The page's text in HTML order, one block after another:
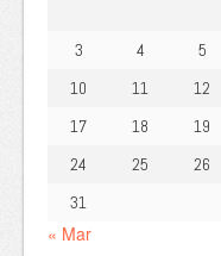
3
4 5
10
11 12
17
18 19
24
25 26
31
« Mar